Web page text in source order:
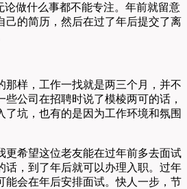
论做什么事都不能专注。年前就留意
己的简历，然后在过了年后提交了离
那样，工作一找就是两三个月，并不
公司在招聘时说了模棱两可的话，
了坑，也有的是因为工作环境和氛围
更希望这位老友能在过年前多去面试
话，到了年后就可以办理入职。过年
能会在年后安排面试。快人一步，节